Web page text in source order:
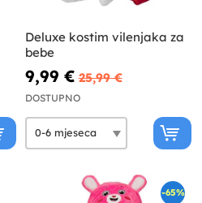
Deluxe kostim vilenjaka za
bebe
9,99 € 25,99 €
DOSTUPNO
-65%